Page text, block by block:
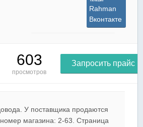
Rahman
Вконтакте
603
просмотров
Запросить прайс
У поставщика продаются
магазина: 2-63. Страница